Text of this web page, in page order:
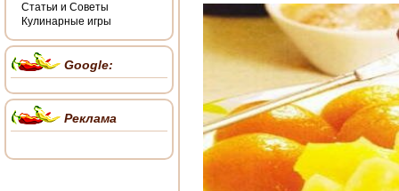
Статьи и Советы
Кулинарные игры
Google:
Реклама